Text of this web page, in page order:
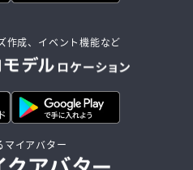
作成、イベント機能など
マイアバター